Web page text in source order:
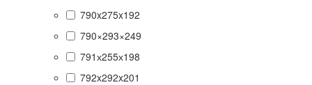
790x275x192
790×293×249
791х255х198
792x292x201